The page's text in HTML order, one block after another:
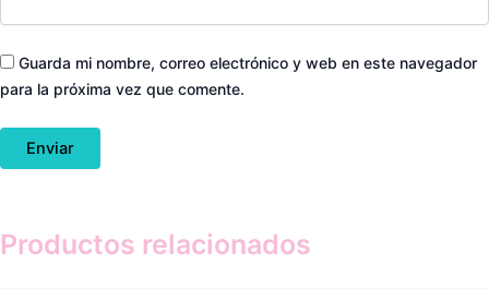
Guarda mi nombre, correo electrónico y web en este navegador
para la próxima vez que comente.
Productos relacionados